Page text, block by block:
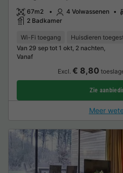
67m2 4 Volwassenen
2 Badkamer
Wi-Fi toegang Huisdieren
Van 29 sep tot 1 okt, 2 nachten,
Vanaf
Excl. € 8,80
Zie
Meer